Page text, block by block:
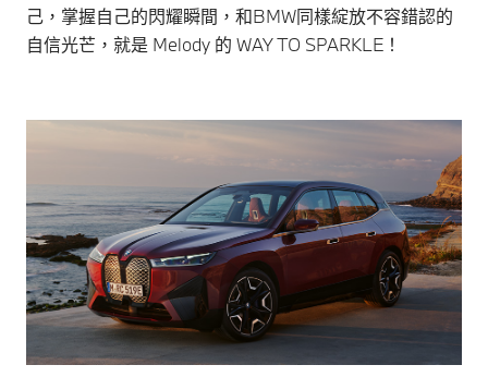
己，掌握自己的閃耀瞬間，和BMW同樣綻放不容錯認的
自信光芒，就是 Melody 的 WAY TO SPARKLE！